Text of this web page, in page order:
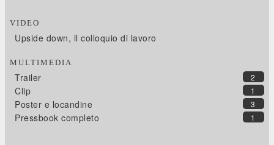
VIDEO
Upside down, il colloquio di lavoro
MULTIMEDIA
2
Trailer
1
Clip
3
Poster e locandine
1
Pressbook completo